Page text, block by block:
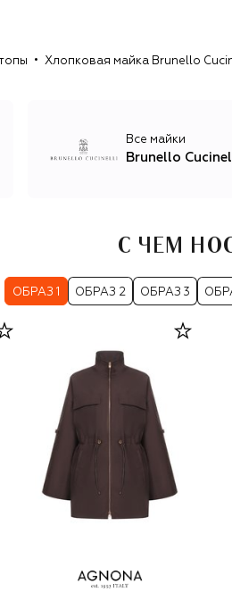
шелковые платья с изящными
для спорта и путешествий,
Хлопковая майка Brunello
Все майки
Brunello
С ЧЕМ
ОБРАЗ 1 ОБРАЗ 2 ОБРАЗ 3